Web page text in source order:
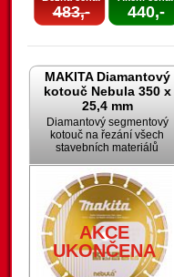
483,- 440,-
MAKITA Diamantový
kotouč Nebula 350 x
25,4 mm
Diamantový segmentový
kotouč na řezání všech
stavebních materiálů
AKCE
UKONČENA